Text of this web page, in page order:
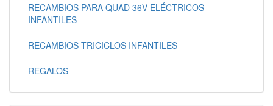
RECAMBIOS PARA QUAD 36V ELÉCTRICOS
INFANTILES
RECAMBIOS TRICICLOS INFANTILES
REGALOS